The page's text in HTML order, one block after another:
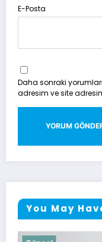
E-Posta
Daha sonraki
adresim ve site
You May